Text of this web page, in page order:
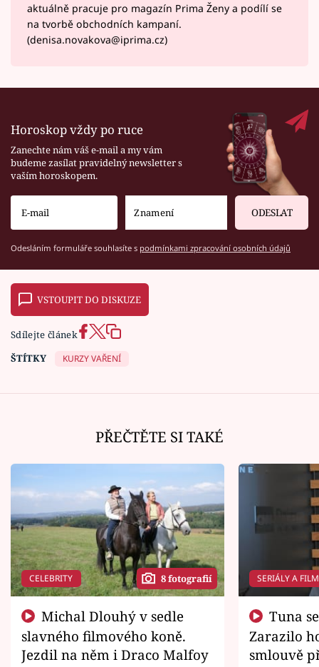
aktuálně pracuje pro magazín Prima Ženy a podílí se
na tvorbě obchodních kampaní.
(denisa.novakova@iprima.cz)
Horoskop vždy po ruce
Zanechte nám váš e-mail a my vám
budeme zasílat pravidelný newsletter s
vaším horoskopem.
ODESLAT
Odesláním formuláře souhlasíte s podmínkami zpracování osobních údajů
VSTOUPIT DO DISKUZE
Sdílejte článek
ŠTÍTKY
KURZY VAŘENÍ
PŘEČTĚTE SI TAKÉ
CELEBRITY 8 fotografií
slavného filmového koně.
Jezdil na něm i Draco Malfoy
SERIÁLY A
Zarazilo
smlouvě